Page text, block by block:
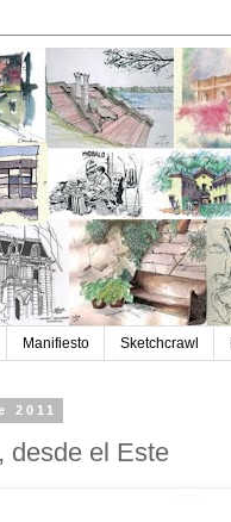
Manifiesto Sketchcrawl
2011
desde el Este